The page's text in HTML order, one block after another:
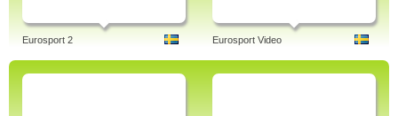
Eurosport 2 Eurosport Video